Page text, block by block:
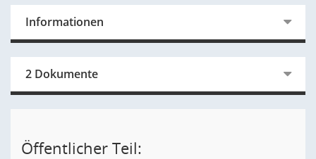
Informationen
2 Dokumente
Öffentlicher Teil: